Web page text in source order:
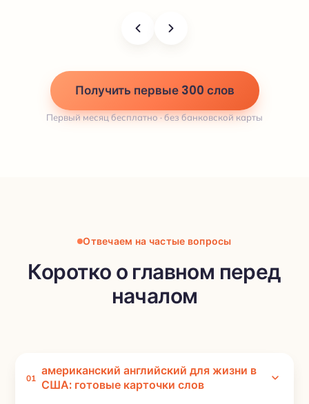
Получить первые 300 слов
Первый месяц бесплатно · без банковской карты
Отвечаем на частые вопросы
Коротко о главном перед
началом
01 американский английский для жизни в
США: готовые карточки слов